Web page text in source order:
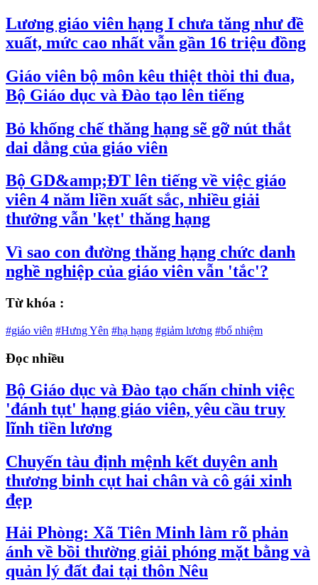
Lương giáo viên hạng I chưa tăng như đề
xuất, mức cao nhất vẫn gần 16 triệu đồng
Giáo viên bộ môn kêu thiệt thòi thi đua,
Bộ Giáo dục và Đào tạo lên tiếng
Bỏ khống chế thăng hạng sẽ gỡ nút thắt
dai dẳng của giáo viên
Bộ GD&amp;ĐT lên tiếng về việc giáo
viên 4 năm liền xuất sắc, nhiều giải
thưởng vẫn 'kẹt' thăng hạng
Vì sao con đường thăng hạng chức danh
nghề nghiệp của giáo viên vẫn 'tắc'?
Từ khóa :
#giáo viên #Hưng Yên #hạ hạng #giảm lương #bổ nhiệm
Đọc nhiều
Bộ Giáo dục và Đào tạo chấn chỉnh việc
'đánh tụt' hạng giáo viên, yêu cầu truy
lĩnh tiền lương
Chuyến tàu định mệnh kết duyên anh
thương binh cụt hai chân và cô gái xinh
đẹp
Hải Phòng: Xã Tiên Minh làm rõ phản
ánh về bồi thường giải phóng mặt bằng và
quản lý đất đai tại thôn Nêu